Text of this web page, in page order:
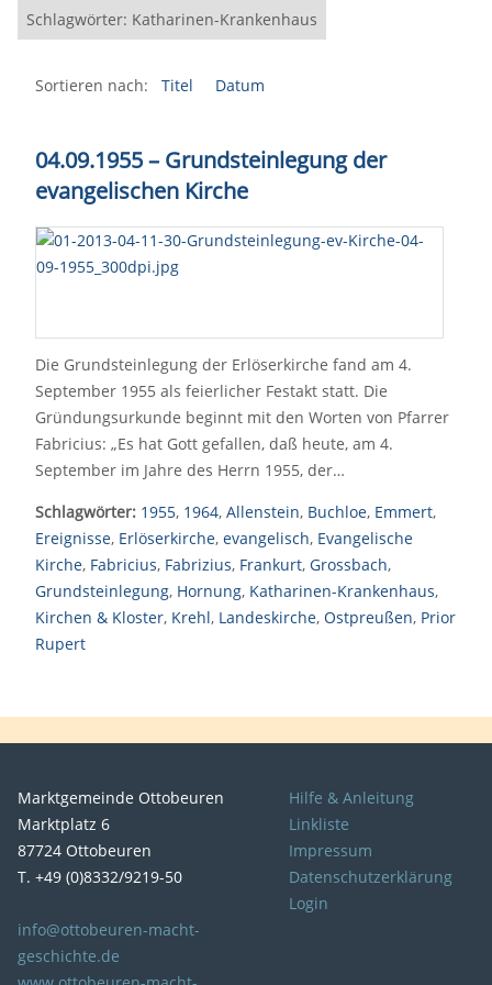
Schlagwörter: Katharinen-Krankenhaus
Sortieren nach: Titel Datum
04.09.1955– Grundsteinlegung der
evangelischen Kirche
Die Grundsteinlegung der Erlöserkirche fand am 4.
September 1955 als feierlicher Festakt statt. Die
Gründungsurkunde beginnt mit den Worten von Pfarrer
Fabricius: „Es hat Gott gefallen, daß heute, am 4.
September im Jahre des Herrn 1955, der…
Schlagwörter: 1955, 1964, Allenstein, Buchloe, Emmert,
Ereignisse, Erlöserkirche, evangelisch, Evangelische
Kirche, Fabricius, Fabrizius, Frankurt, Grossbach,
Grundsteinlegung, Hornung, Katharinen-Krankenhaus,
Kirchen & Kloster, Krehl, Landeskirche, Ostpreußen, Prior
Rupert
Marktgemeinde Ottobeuren
Marktplatz 6
87724 Ottobeuren
T. +49 (0)8332/9219-50
info@ottobeuren-macht-
geschichte.de
Hilfe & Anleitung
Linkliste
Impressum
Datenschutzerklärung
Login